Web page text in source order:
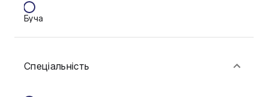
Буча
Васильків
Спеціальність